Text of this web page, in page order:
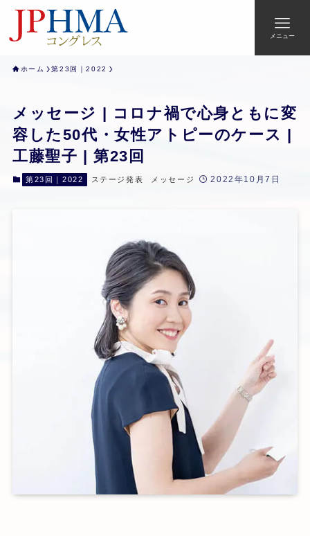
メニュー
ホーム 第23回｜2022
メッセージ | コロナ禍で心身ともに変
容した50代・女性アトピーのケース |
工藤聖子 | 第23回
第23回｜2022 ステージ発表 メッセージ 2022年10月7日